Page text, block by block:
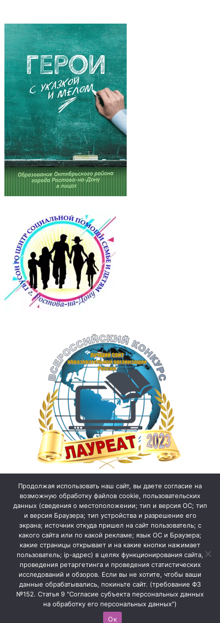
Продолжая использовать наш сайт, вы даете согласие на
возможную обработку файлов cookie, пользовательских
данных (сведения о местоположении; тип и версия ОС; тип
и версия Браузера; тип устройства и разрешение его
экрана; источник откуда пришел на сайт пользователь; с
какого сайта или по какой рекламе; язык ОС и Браузера;
какие страницы открывает и на какие кнопки нажимает
пользователь; ip-адрес) в целях функционирования сайта,
проведения ретаргетинга и проведения статистических
исследований и обзоров. Если вы не хотите, чтобы ваши
данные обрабатывались, покиньте сайт. (требование ФЗ
№152. Статья 9 "Согласие субъекта персональных данных
на обработку его персональных данных")
Ок